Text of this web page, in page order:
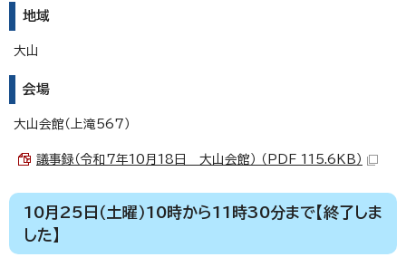
地域
大山
会場
大山会館（上滝567）
議事録（令和7年10月18日 大山会館） （PDF 115.6KB）
10月25日（土曜）10時から11時30分まで【終了しま
した】